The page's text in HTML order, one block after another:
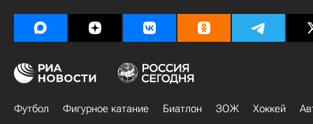
Футбол Фигурное катание Биатлон ЗОЖ Хоккей